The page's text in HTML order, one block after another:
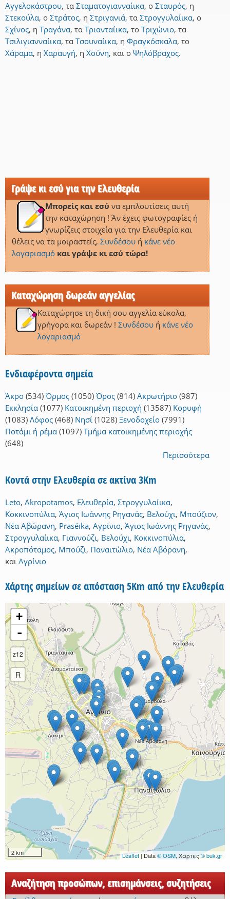
Αγγελοκάστρου, τα Σταματογιανναίικα, ο Σταυρός, η
Στεκούλα, ο Στράτος, η Στριγανιά, τα Στρογγυλαίικα, ο
Σχίνος, η Τραγάνα, τα Τριανταίικα, το Τριχώνιο, τα
Τσιλιγιανναίικα, τα Τσουναίικα, η Φραγκόσκαλα, το
Χάραμα, η Χαραυγή, η Χούνη, και ο Ψηλόβραχος.
Γράψε κι εσύ για την Ελευθερία
Μπορείς και εσύ να εμπλουτίσεις αυτή
την καταχώρηση ! Άν έχεις φωτογραφίες ή
γνωρίζεις στοιχεία για την Ελευθερία και
θέλεις να τα μοιραστείς, Συνδέσουή κάνε νέο
λογαριασμό και γράψε κι εσύ τώρα!
Καταχώρηση δωρεάν αγγελίας
Καταχώρησε τη δική σου αγγελία εύκολα,
γρήγορα και δωρεάν ! Συνδέσουή κάνε νέο
λογαριασμό
Ενδιαφέροντα σημεία
Άκρο (534) Όρμος (1050) Όρος (814) Ακρωτήριο (987)
Εκκλησία (1077) Κατοικημένη περιοχή (13587) Κορυφή
(1083) Λόφος (468) Νησί (1028) Ξενοδοχείο (7991)
Ποτάμι ή ρέμα (1097) Τμήμα κατοικημένης περιοχής
(648)
Περισσότερα
Κοντά στην Ελευθερία σε ακτίνα 3Km
Leto, Akropotamos, Ελευθερία, Στρογγυλαίικα,
Κοκκινοπύλια, Άγιος Ιωάννης Ρηγανάς, Βελούχι, Μπούζιον,
Νέα Αβώρανη, Praséïka, Αγρίνιο, Άγιος Ιωάννης Ρηγανάς,
Στρογγυλαίικα, Γιαννούζι, Βελούχι, Κοκκινοπύλια,
Ακροπόταμος, Μπούζι, Παναιτώλιο, Νέα Αβόρανη,
και Αγρίνιο
Χάρτης σημείων σε απόσταση 5Km από την Ελευθερία
+
-
z12
R
2 km Leaflet | Data© OSM, Χάρτες © buk.gr
Αναζήτηση προσώπων, επισημάνσεις, συζητήσεις